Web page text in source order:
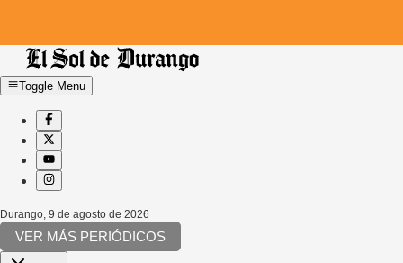
Toggle Menu
Durango 9 de agosto de 2026
VER MÁS PERIÓDICOS